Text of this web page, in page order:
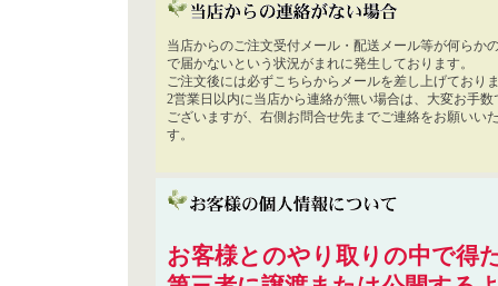
当店からのご注文受付メール・配送メール等が何らか
で届かないという状況がまれに発生しております。
ご注文後には必ずこちらからメールを差し上げており
2営業日以内に当店から連絡が無い場合は、大変お手数
ございますが、右側お問合せ先までご連絡をお願いい
す。
お客様とのやり取りの中で得